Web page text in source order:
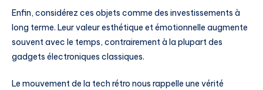
Enfin, considérez ces objets comme des investissements à
long terme. Leur valeur esthétique et émotionnelle augmente
souvent avec le temps, contrairement à la plupart des
gadgets électroniques classiques.
Le mouvement de la tech rétro nous rappelle une vérité